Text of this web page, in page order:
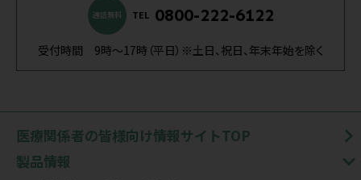
通話無料 TEL 0800-222-6122
受付時間 9時～17時（平日）※土日、祝日、年末年始を除く
医療関係者の皆様向け情報サイトTOP
製品情報